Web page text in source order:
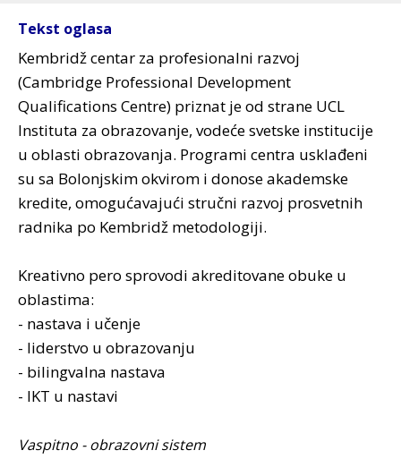
Tekst oglasa
Kembridž centar za profesionalni razvoj
(Cambridge Professional Development
Qualifications Centre) priznat je od strane UCL
Instituta za obrazovanje, vodeće svetske institucije
u oblasti obrazovanja. Programi centra usklađeni
su sa Bolonjskim okvirom i donose akademske
kredite, omogućavajući stručni razvoj prosvetnih
radnika po Kembridž metodologiji.
Kreativno pero sprovodi akreditovane obuke u
oblastima:
- nastava i učenje
- liderstvo u obrazovanju
- bilingvalna nastava
- IKT u nastavi
Vaspitno - obrazovni sistem